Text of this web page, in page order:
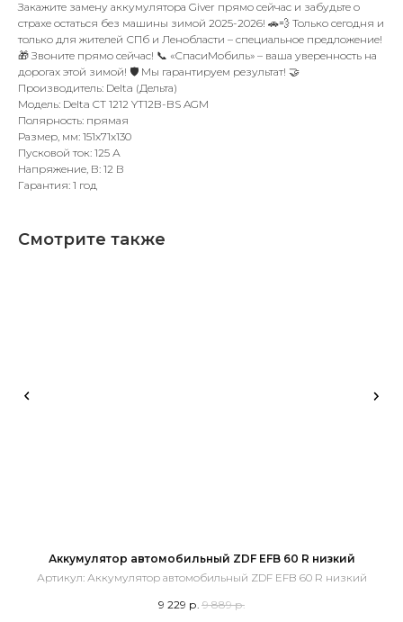
Закажите замену аккумулятора Giver прямо сейчас и забудьте о
страхе остаться без машины зимой 2025-2026! 🚗💨 Только сегодня и
только для жителей СПб и Ленобласти – специальное предложение!
🎁 Звоните прямо сейчас! 📞 «СпасиМобиль» – ваша уверенность на
дорогах этой зимой! 🛡️ Мы гарантируем результат! 🤝
Производитель: Delta (Дельта)
Модель: Delta CT 1212 YT12B-BS AGM
Полярность: прямая
Размер, мм: 151х71х130
Пусковой ток: 125 А
Напряжение, В: 12 В
Гарантия: 1 год
Смотрите также
Аккумулятор автомобильный ZDF EFB 60 R низкий
Артикул: Аккумулятор автомобильный ZDF EFB 60 R низкий
9 229 р. 9 889 р.